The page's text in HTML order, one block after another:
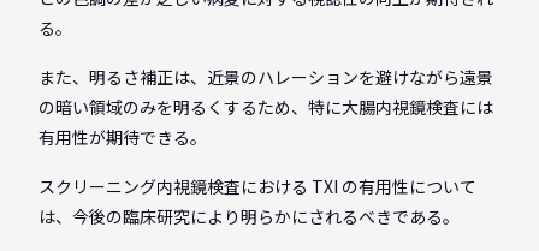
る。
また、明るさ補正は、近景のハレーションを避けながら遠景
の暗い領域のみを明るくするため、特に大腸内視鏡検査には
有用性が期待できる。
スクリーニング内視鏡検査における TXI の有用性について
は、今後の臨床研究により明らかにされるべきである。